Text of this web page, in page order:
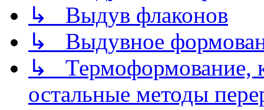
↳ Выдув флаконов
↳ Выдувное
↳ Термоформование,
остальные методы